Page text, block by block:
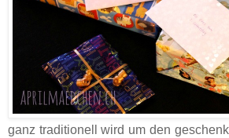
ganz traditionell wird um den